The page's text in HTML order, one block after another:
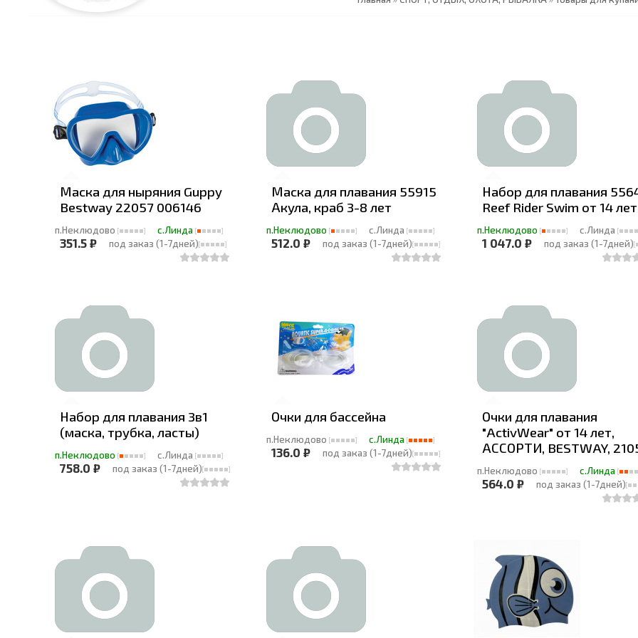
Маска для ныряния Guppy
Bestway 22057 006146
п.Неклюдово
с.Линда
под заказ (1-7дней)
351.5 ₽
Маска для плавания 55915
Акула, краб 3-8 лет
п.Неклюдово
с.Линда
под заказ (1-7дней)
512.0 ₽
Набор для плавания
Reef Rider Swim от 14 лет
п.Неклюдово
с.Линда
под заказ (1-7дней)
1 047.0 ₽
Набор для плавания 3в1
(маска, трубка, ласты)
п.Неклюдово
с.Линда
под заказ (1-7дней)
758.0 ₽
Очки для бассейна
п.Неклюдово
с.Линда
под заказ (1-7дней)
136.0 ₽
Очки для плавания
"ActivWear" от 14 лет,
АССОРТИ, BESTWAY,
п.Неклюдово
с.Линда
под заказ (1-7дней)
564.0 ₽